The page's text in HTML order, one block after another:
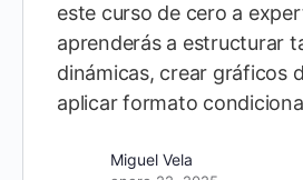
este curso de cero a
aprenderás a estructurar
dinámicas, crear gráficos
aplicar formato
Miguel Vela